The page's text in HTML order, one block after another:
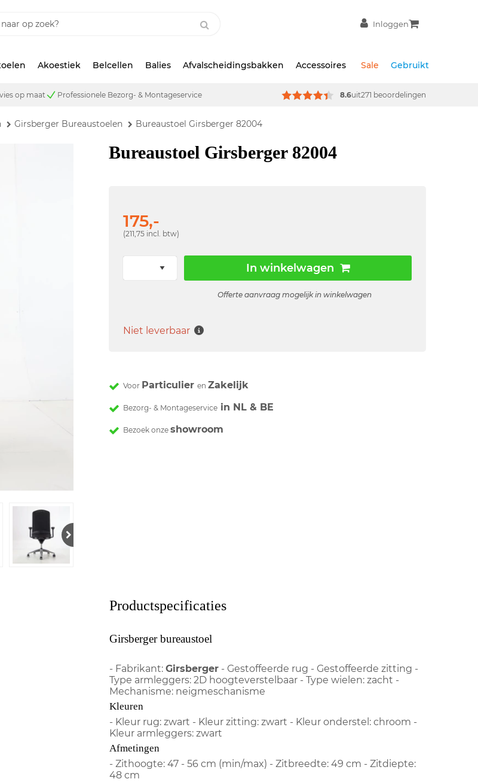
Inloggen
Akoestiek Belcellen Balies Afvalscheidingsbakken Accessoires Sale Gebruikt
op maat Professionele Bezorg- & Montageservice 8.6uit271 beoordelingen
Girsberger Bureaustoelen Bureaustoel Girsberger 82004
Bureaustoel Girsberger 82004
175,-
(211,75 incl. btw)
In winkelwagen
Offerte aanvraag mogelijk in winkelwagen
Niet leverbaar
Voor ParticulierenZakelijk
Bezorg- & Montageservice in NL & BE
Bezoek onzeshowroom
Productspecificaties
Girsberger bureaustoel
- Fabrikant: Girsberger - Gestoffeerde rug - Gestoffeerde zitting -
Type armleggers: 2D hoogteverstelbaar - Type wielen: zacht -
Mechanisme: neigmeschanisme
Kleuren
- Kleur rug: zwart - Kleur zitting: zwart - Kleur onderstel: chroom -
Kleur armleggers: zwart
Afmetingen
- Zithoogte: 47 - 56 cm (min/max) - Zitbreedte: 49 cm - Zitdiepte:
48 cm